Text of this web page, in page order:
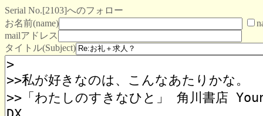
Serial No.[2103]へのフォロー
お名前(name)
mailアドレス
タイトル(Subject)